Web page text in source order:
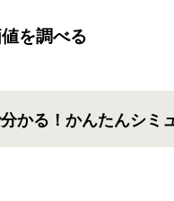
を調べる
かる！ かんたんシミ